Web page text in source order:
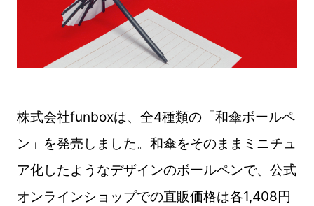
株式会社funboxは、全4種類の「和傘ボールペ
ン」を発売しました。和傘をそのままミニチュ
ア化したようなデザインのボールペンで、公式
オンラインショップでの直販価格は各1,408円